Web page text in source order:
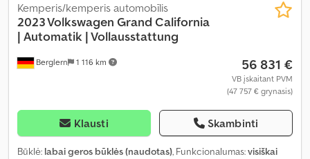
Berglern 1 116 km
Kemperis/kemperis automobīlis
2023 Volkswagen Grand California
| Automatik | Vollausstattung
56 831 €
VB įskaitant PVM
(47 757 € grynasis)
Klausti Skambinti
Būklė: labai geros būklės (naudotas), Funkcionalumas:visiškai